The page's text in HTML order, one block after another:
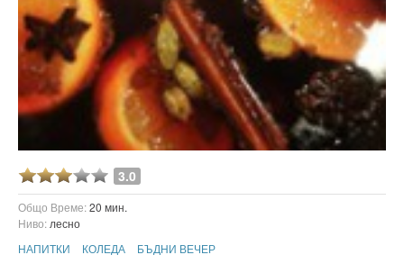
3.0
Общо Време:20 мин.
Ниво: лесно
НАПИТКИ
КОЛЕДА БЪДНИ ВЕЧЕР